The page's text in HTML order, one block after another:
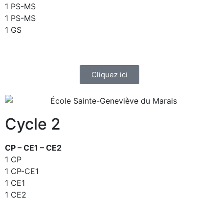
1 PS-MS
1 PS-MS
1 GS
Cliquez ici
Cycle 2
CP – CE1 – CE2
1 CP
1 CP-CE1
1 CE1
1 CE2